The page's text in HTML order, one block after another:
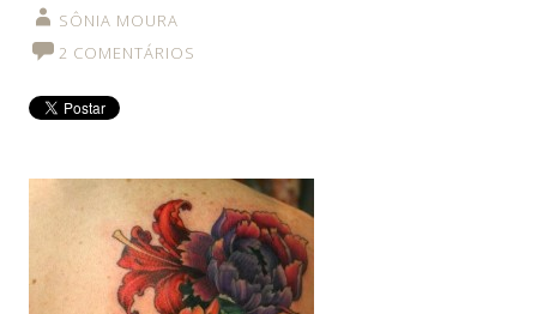
SÔNIA MOURA
2 COMENTÁRIOS